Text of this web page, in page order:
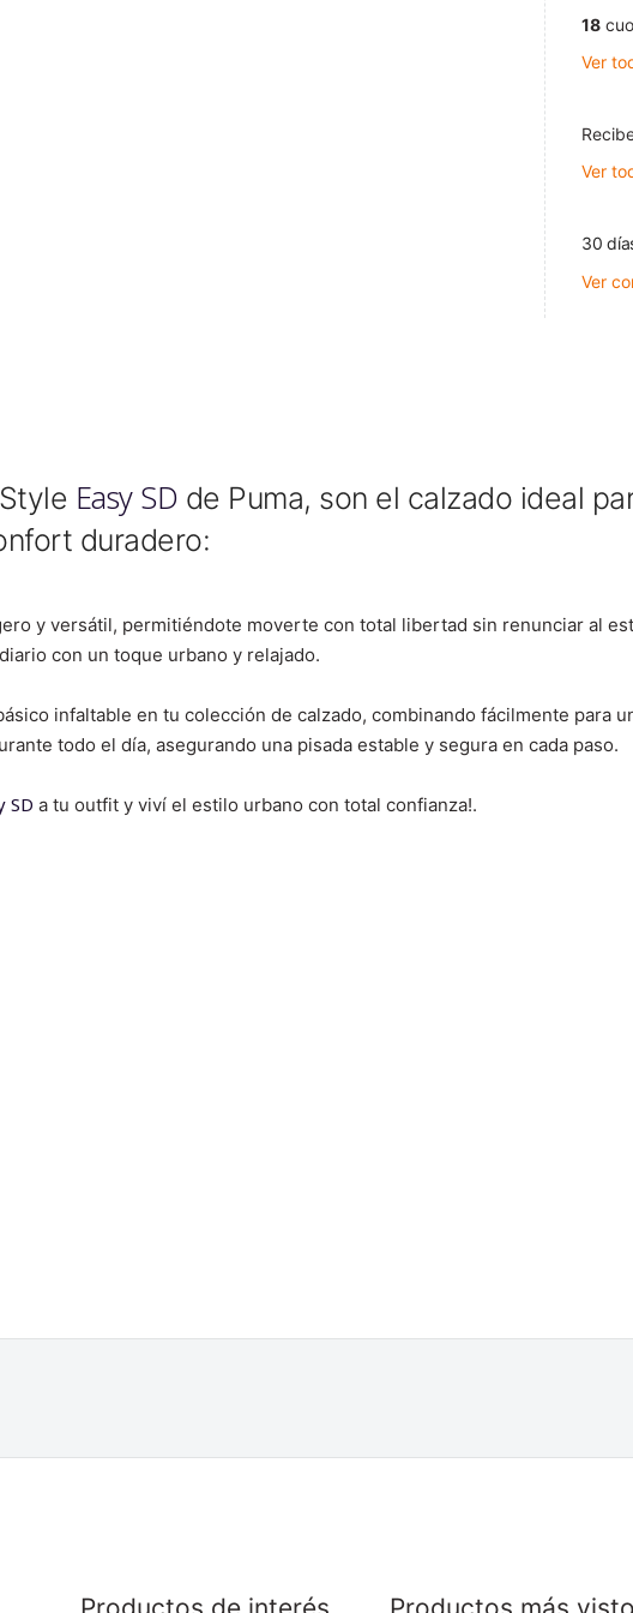
18
Ver
Ver
30
Ver
Easy SD de Puma, son el calzado ideal
duradero:
y versátil, permitiéndote moverte con total libertad sin renunciar al
con un toque urbano y relajado.
infaltable en tu colección de calzado, combinando fácilmente para
todo el día, asegurando una pisada estable y segura en cada paso.
SD a tu outfit y viví el estilo urbano con total confianza!.